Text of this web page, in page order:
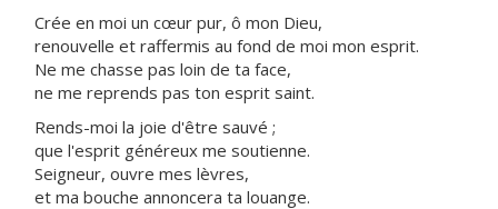
Crée en moi un cœur pur, ô mon Dieu,
renouvelle et raffermis au fond de moi mon esprit.
Ne me chasse pas loin de ta face,
ne me reprends pas ton esprit saint.
Rends-moi la joie d'être sauvé ;
que l'esprit généreux me soutienne.
Seigneur, ouvre mes lèvres,
et ma bouche annoncera ta louange.